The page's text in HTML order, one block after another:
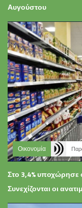
Αυγούστου
Οικονομία
Στο 3,4% υποχώρησε
Συνεχίζονται οι